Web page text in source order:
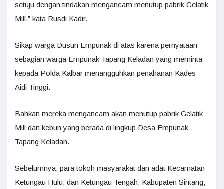
setuju dengan tindakan mengancam menutup pabrik Gelatik
Mill,” kata Rusdi Kadir.
Sikap warga Dusun Empunak di atas karena pernyataan
sebagian warga Empunak Tapang Keladan yang meminta
kepada Polda Kalbar menangguhkan penahanan Kades
Aidi Tinggi.
Bahkan mereka mengancam akan menutup pabrik Gelatik
Mill dan kebun yang berada di lingkup Desa Empunak
Tapang Keladan.
Sebelumnya, para tokoh masyarakat dan adat Kecamatan
Ketungau Hulu, dan Ketungau Tengah, Kabupaten Sintang,